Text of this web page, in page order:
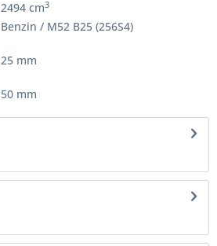
2494 cm3
Benzin / M52 B25 (256S4)
25 mm
50 mm